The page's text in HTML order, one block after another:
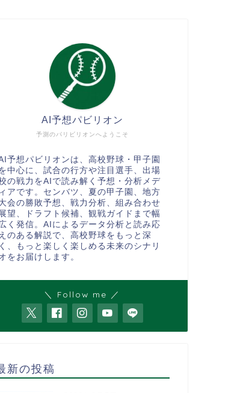
予測のパリビリオンへようこそ
AI予想パビリオン
予想パビリオンは、高校野球・甲子園
中心に、試合の行方や注目選手、出場
の戦力をAIで読み解く予想・分析メデ
ィアです。センバツ、夏の甲子園、地方
会の勝敗予想、戦力分析、組み合わせ
望、ドラフト候補、観戦ガイドまで幅
く発信。AIによるデータ分析と読み応
えのある解説で、高校野球をもっと深
く、もっと楽しく楽しめる未来のシナリ
をお届けします。
＼ Follow me ／
新の投稿